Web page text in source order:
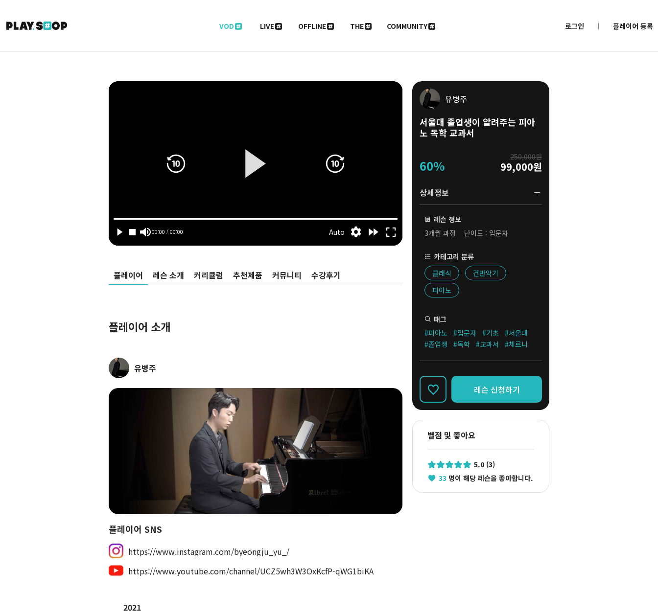
VOD LIVE OFFLINE THE COMMUNITY 로그인 플레이어 등록
플레이어 레슨 소개 커리큘럼 추천제품 커뮤니티 수강후기
플레이어 소개
유병주
플레이어 SNS
https://www.instagram.com/byeongju_yu_/
https://www.youtube.com/channel/UCZ5wh3W3OxKcfP-qWG1biKA
2021
유병주
서울대 졸업생이 알려주는 피아
노 독학 교과서
60%
250,000원
99,000원
상세정보
레슨 정보
3개월 과정
난이도 : 입문자
카테고리 분류
클래식
건반악기
피아노
태그
#피아노
#입문자 #기초
#서울대
#졸업생
#독학 #교과서 #체르니
레슨 신청하기
별점 및 좋아요
5.0 (3)
33 명이 해당 레슨을 좋아합니다.